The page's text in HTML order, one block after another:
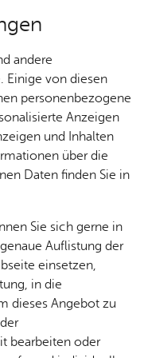
Bauen
& Um­
welt
Ge­
sund­
heit &
kum
2026
Et­ten­kirch
Ra­de­rach
beliebte
andere
Einige von diesen
personenbezogene
Anzeigen
und Inhalten
über die
Daten finden Sie in
Sie sich gerne in
Auflistung der
einsetzen,
in die
dieses Angebot zu
bearbeiten oder